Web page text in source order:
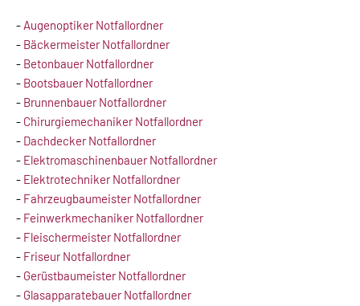
- Augenoptiker Notfallordner
- Bäckermeister Notfallordner
- Betonbauer Notfallordner
- Bootsbauer Notfallordner
- Brunnenbauer Notfallordner
- Chirurgiemechaniker Notfallordner
- Dachdecker Notfallordner
- Elektromaschinenbauer Notfallordner
- Elektrotechniker Notfallordner
- Fahrzeugbaumeister Notfallordner
- Feinwerkmechaniker Notfallordner
- Fleischermeister Notfallordner
- Friseur Notfallordner
- Gerüstbaumeister Notfallordner
- Glasapparatebauer Notfallordner